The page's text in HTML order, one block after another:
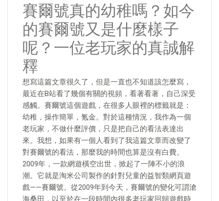
賽爾號真的幼稚嗎？如今
的賽爾號又是什麼樣子
呢？一位老玩家的真誠解
釋
想寫這篇文章很久了，但是一直也不知道該怎麼寫，
最近在B站看了幾個有關的視頻，看著看著，自己深受
感觸。賽爾號這個遊戲，在很多人眼裡的標籤就是：
幼稚，操作簡單，氪金。對於這種情況，我作為一個
老玩家，不做什麼評價，只是把自己的看法表達出
來。我想，如果有一個人看到了我這篇文章而改變了
對賽爾號的看法，那麼我的時間也算是沒有白費。
2009年，一款網遊橫空出世，掀起了一陣不小的浪
潮。它就是淘米公司製作的針對兒童的益智類網頁遊
戲——賽爾號。從2009年到今天，賽爾號的變化可謂滄
海桑田，以至於在一段時間內很多老玩家回歸遊戲時